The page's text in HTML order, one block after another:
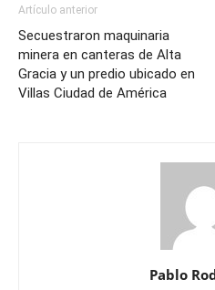
Artículo anterior
Secuestraron maquinaria
minera en canteras de Alta
Gracia y un predio ubicado en
Villas Ciudad de América
Pablo